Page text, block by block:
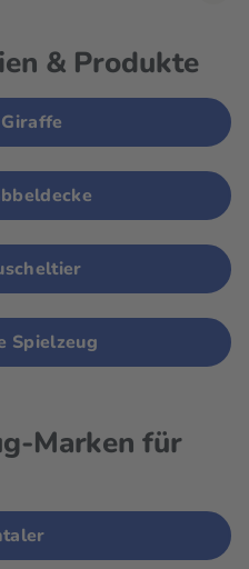
& Produkte
Spielzeug
Marken für